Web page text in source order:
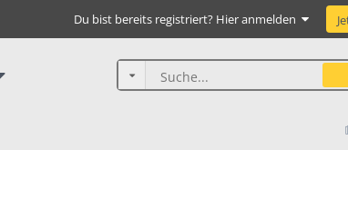
Du bist bereits registriert? Hier anmelden